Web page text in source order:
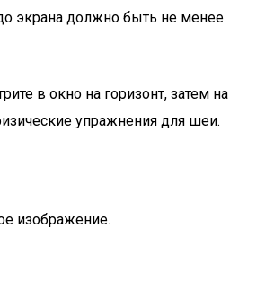
экрана должно быть не менее
в окно на горизонт, затем на
упражнения для шеи.
изображение.